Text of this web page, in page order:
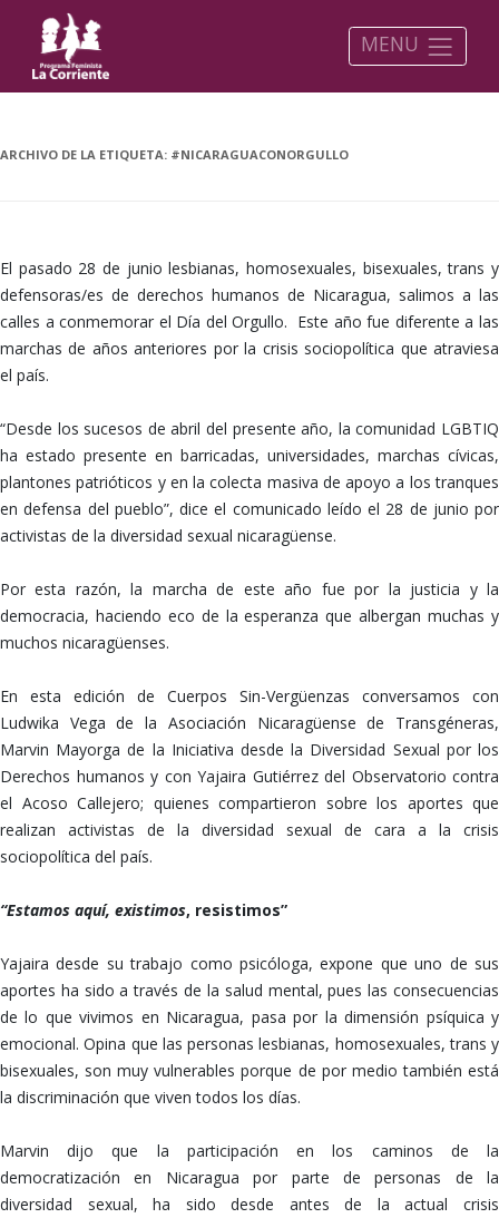
MENU
ARCHIVO DE LA ETIQUETA: #NICARAGUACONORGULLO
El pasado 28 de junio lesbianas, homosexuales, bisexuales, trans y
defensoras/es de derechos humanos de Nicaragua, salimos a las
calles a conmemorar el Día del Orgullo. Este año fue diferente a las
marchas de años anteriores por la crisis sociopolítica que atraviesa
el país.
“Desde los sucesos de abril del presente año, la comunidad LGBTIQ
ha estado presente en barricadas, universidades, marchas cívicas,
plantones patrióticos y en la colecta masiva de apoyo a los tranques
en defensa del pueblo”, dice el comunicado leído el 28 de junio por
activistas de la diversidad sexual nicaragüense.
Por esta razón, la marcha de este año fue por la justicia y la
democracia, haciendo eco de la esperanza que albergan muchas y
muchos nicaragüenses.
En esta edición de Cuerpos Sin-Vergüenzas conversamos con
Ludwika Vega de la Asociación Nicaragüense de Transgéneras,
Marvin Mayorga de la Iniciativa desde la Diversidad Sexual por los
Derechos humanos y con Yajaira Gutiérrez del Observatorio contra
el Acoso Callejero; quienes compartieron sobre los aportes que
realizan activistas de la diversidad sexual de cara a la crisis
sociopolítica del país.
“Estamos aquí, existimos, resistimos”
Yajaira desde su trabajo como psicóloga, expone que uno de sus
aportes ha sido a través de la salud mental, pues las consecuencias
de lo que vivimos en Nicaragua, pasa por la dimensión psíquica y
emocional. Opina que las personas lesbianas, homosexuales, trans y
bisexuales, son muy vulnerables porque de por medio también está
la discriminación que viven todos los días.
Marvin dijo que la participación en los caminos de la
democratización en Nicaragua por parte de personas de la
diversidad sexual, ha sido desde antes de la actual crisis